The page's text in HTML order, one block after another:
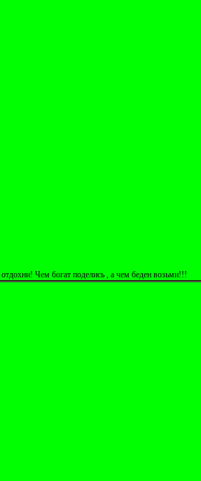
Чем богат поделись , а чем беден возьми!!!